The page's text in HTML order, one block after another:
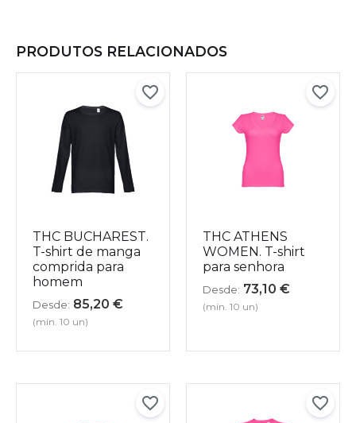
PRODUTOS RELACIONADOS
THC BUCHAREST.
T-shirt de manga
comprida para
homem
Desde: 85,20 €
(mín. 10 un)
THC ATHENS
WOMEN. T-shirt
para senhora
Desde: 73,10 €
(mín. 10 un)